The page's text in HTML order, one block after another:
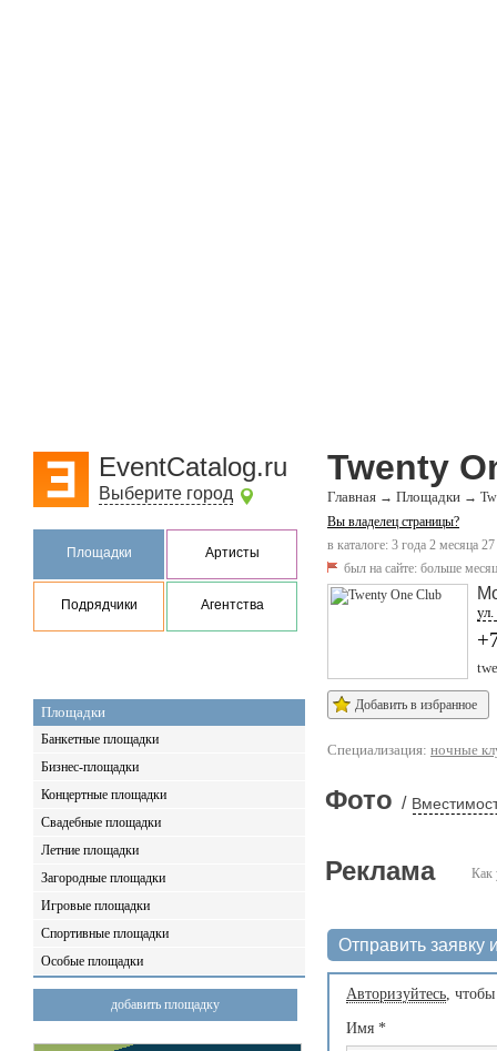
EventCatalog.ru
Выберите город
Площадки Артисты
Подрядчики Агентства
Площадки
Банкетные площадки
Бизнес-площадки
Концертные площадки
Свадебные площадки
Летние площадки
Загородные площадки
Игровые площадки
Спортивные площадки
Особые площадки
добавить площадку
Twenty
Главная → Площадки →
Вы владелец страницы?
в каталоге: 3 года 2 месяца
был на сайте: больше
Добавить в избранное
Специализация: ночные
Фото /
Как
Реклама
Отправить заявку
Авторизуйтесь,
Имя *